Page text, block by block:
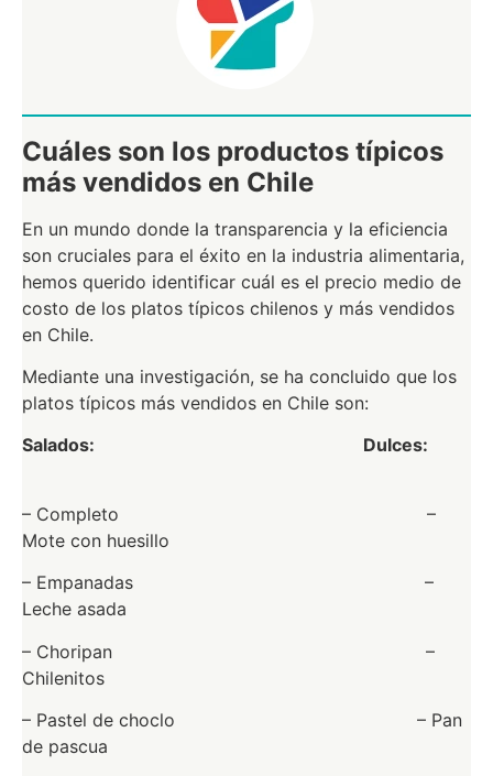
Cuáles son los productos típicos
más vendidos en Chile
En un mundo donde la transparencia y la eficiencia
son cruciales para el éxito en la industria alimentaria,
hemos querido identificar cuál es el precio medio de
costo de los platos típicos chilenos y más vendidos
en Chile.
Mediante una investigación, se ha concluido que los
platos típicos más vendidos en Chile son:
Salados: Dulces:
– Completo –
Mote con huesillo
– Empanadas –
Leche asada
– Choripan –
Chilenitos
– Pastel de choclo – Pan
de pascua